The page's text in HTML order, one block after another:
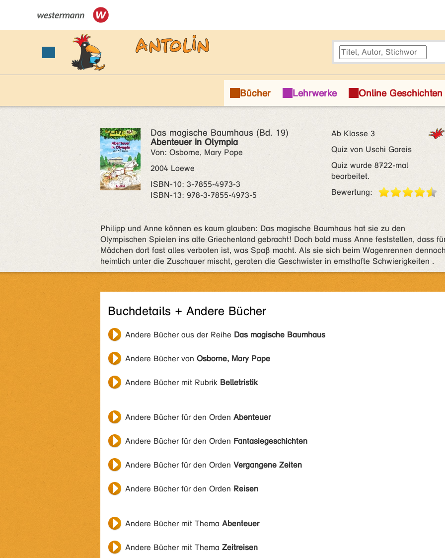
Das magische Baumhaus (Bd. 19)
Abenteuer in Olympia
Von: Osborne, Mary Pope
2004 Loewe
ISBN‑10: 3-7855-4973-3
ISBN‑13: 978-3-7855-4973-5
Ab Klasse 3
Quiz von Uschi Gareis
Quiz wurde 8722-mal
bearbeitet.
Bewertung:
Philipp und Anne können es kaum glauben: Das magische Baumhaus hat sie zu den
Olympischen Spielen ins alte Griechenland gebracht! Doch bald muss Anne feststellen, dass
Mädchen dort fast alles verboten ist, was Spaß macht. Als sie sich beim Wagenrennen
heimlich unter die Zuschauer mischt, geraten die Geschwister in ernsthafte Schwierigkeiten .
Buchdetails + Andere Bücher
Andere Bücher aus der Reihe Das magische Baumhaus
Andere Bücher von Osborne, Mary Pope
Andere Bücher mit Rubrik Belletristik
Andere Bücher für den Orden Abenteuer
Andere Bücher für den Orden Fantasiegeschichten
Andere Bücher für den Orden Vergangene Zeiten
Andere Bücher für den Orden Reisen
Andere Bücher mit Thema Abenteuer
Andere Bücher mit Thema Zeitreisen